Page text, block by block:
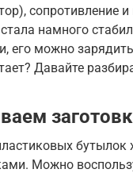
сопротивление
намного
его можно
Давайте
Можно